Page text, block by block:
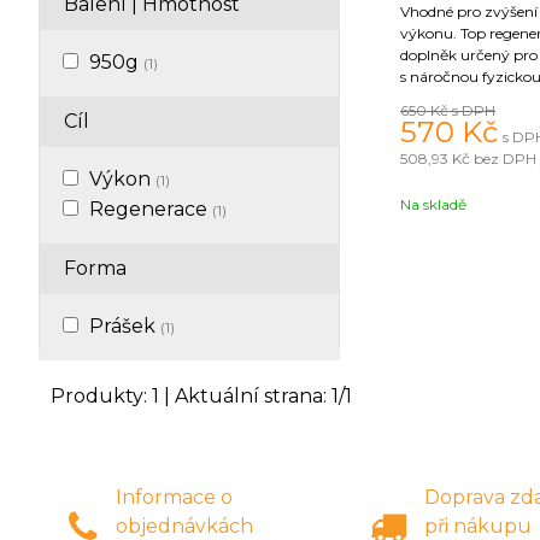
950g (1)
Cíl
Výkon (1)
Regenerace (1)
Forma
Prášek (1)
Vhodné pro
výkonu. Top
doplněk určený pro
s náročnou
vytrvalostních a
sportech. Vhodnou
účinných látek:
hydrolyzované
lahodnější. V
použito přírodní
se zvyšuje kvalita
650 Kčs DPH
570 Kč s
508,93 Kč bez DPH
Na skladě
Produkty: 1 | Aktuální strana: 1/1
Informace o
objednávkách
Doprava
při nákupu